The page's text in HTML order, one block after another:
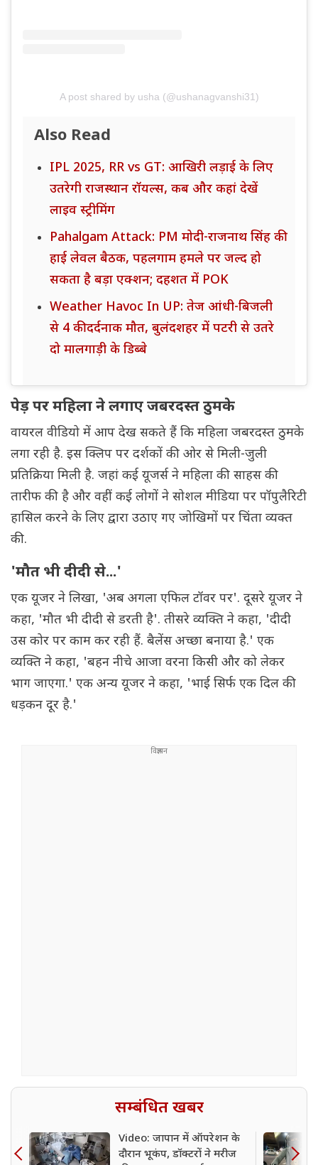
A post shared by usha (@ushanagvanshi31)
Also Read
IPL 2025, RR vs GT: आखिरी लड़ाई के लिए
उतरेगी राजस्थान रॉयल्स, कब और कहां देखें
लाइव स्ट्रीमिंग
Pahalgam Attack: PM मोदी-राजनाथ सिंह की
हाई लेवल बैठक, पहलगाम हमले पर जल्द हो
सकता है बड़ा एक्शन; दहशत में POK
Weather Havoc In UP: तेज आंधी-बिजली
से 4 की दर्दनाक मौत, बुलंदशहर में पटरी से उतरे
दो मालगाड़ी के डिब्बे
पेड़ पर महिला ने लगाए जबरदस्त ठुमके
वायरल वीडियो में आप देख सकते हैं कि महिला जबरदस्त ठुमके
लगा रही है. इस क्लिप पर दर्शकों की ओर से मिली-जुली
प्रतिक्रिया मिली है. जहां कई यूजर्स ने महिला की साहस की
तारीफ की है और वहीं कई लोगों ने सोशल मीडिया पर पॉपुलैरिटी
हासिल करने के लिए द्वारा उठाए गए जोखिमों पर चिंता व्यक्त
की.
'मौत भी दीदी से...'
एक यूजर ने लिखा, 'अब अगला एफिल टॉवर पर'. दूसरे यूजर ने
कहा, 'मौत भी दीदी से डरती है'. तीसरे व्यक्ति ने कहा, 'दीदी
उस कोर पर काम कर रही हैं. बैलेंस अच्छा बनाया है.' एक
व्यक्ति ने कहा, 'बहन नीचे आजा वरना किसी और को लेकर
भाग जाएगा.' एक अन्य यूजर ने कहा, 'भाई सिर्फ एक दिल की
धड़कन दूर है.'
सम्बंधित खबर
Video: जापान में ऑपरेशन के
दौरान भूकंप, डॉक्टरों ने मरीज